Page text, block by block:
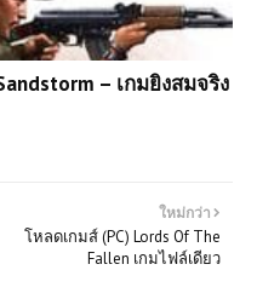
– เกมยิงสมจริง
ใหม่กว่า
โหลดเกมส์ (PC) Lords Of The
Fallen เกมไฟล์เดียว